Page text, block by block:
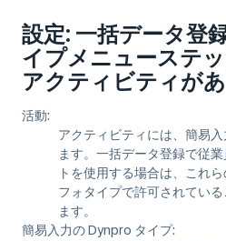
設定: 一括データ登
イプメニューステ
アクティビティがあ
活動:
アクティビティには、簡易
ます。一括データ登録で従
トを使用する場合は、これ
フォタイプで許可されてい
ます。
簡易入力の Dynpro タイプ: